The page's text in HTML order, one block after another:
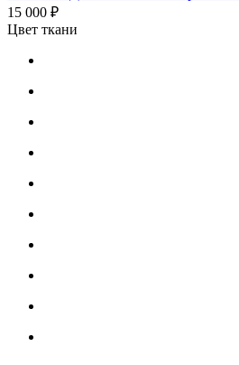
15 000 ₽
Цвет ткани